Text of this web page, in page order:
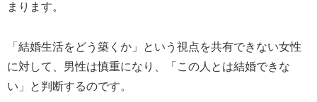
まります。
「結婚生活をどう築くか」という視点を共有できない女性
に対して、男性は慎重になり、「この人とは結婚できな
い」と判断するのです。